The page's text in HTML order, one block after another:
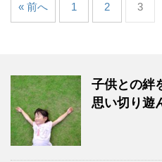
« 前へ 1 2 3
子供との絆
思い切り遊